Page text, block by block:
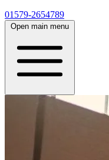
01579-2654789
Open main menu